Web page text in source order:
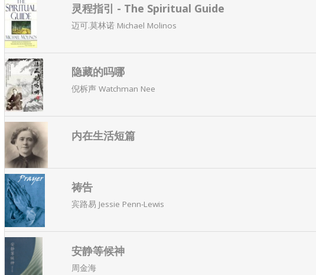
灵程指引 - The Spiritual Guide
迈可.莫林诺 Michael Molinos
隐藏的吗哪
倪柝声 Watchman Nee
内在生活短篇
祷告
宾路易 Jessie Penn-Lewis
安静等候神
周金海